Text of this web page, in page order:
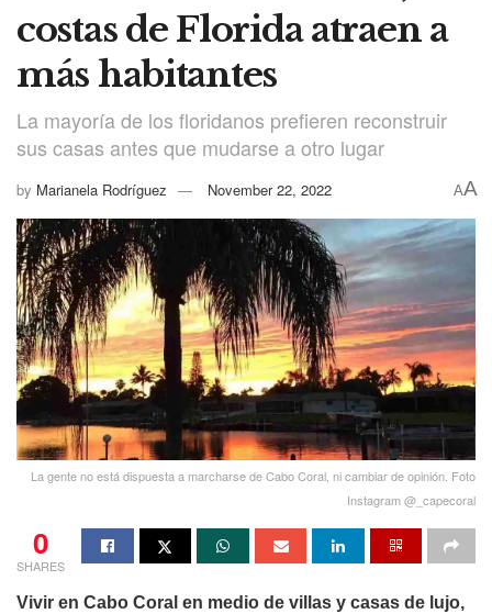
costas de Florida atraen a
más habitantes
La mayoría de los floridanos prefieren reconstruir
sus casas antes que mudarse a otro lugar
by Marianela Rodríguez November 22, 2022 AA
La gente no está dispuesta a marcharse de Cabo Coral, ni cambiar de opinión. Foto
Instagram @_capecoral
0
SHARES
Vivir en Cabo Coral en medio de villas y casas de lujo,